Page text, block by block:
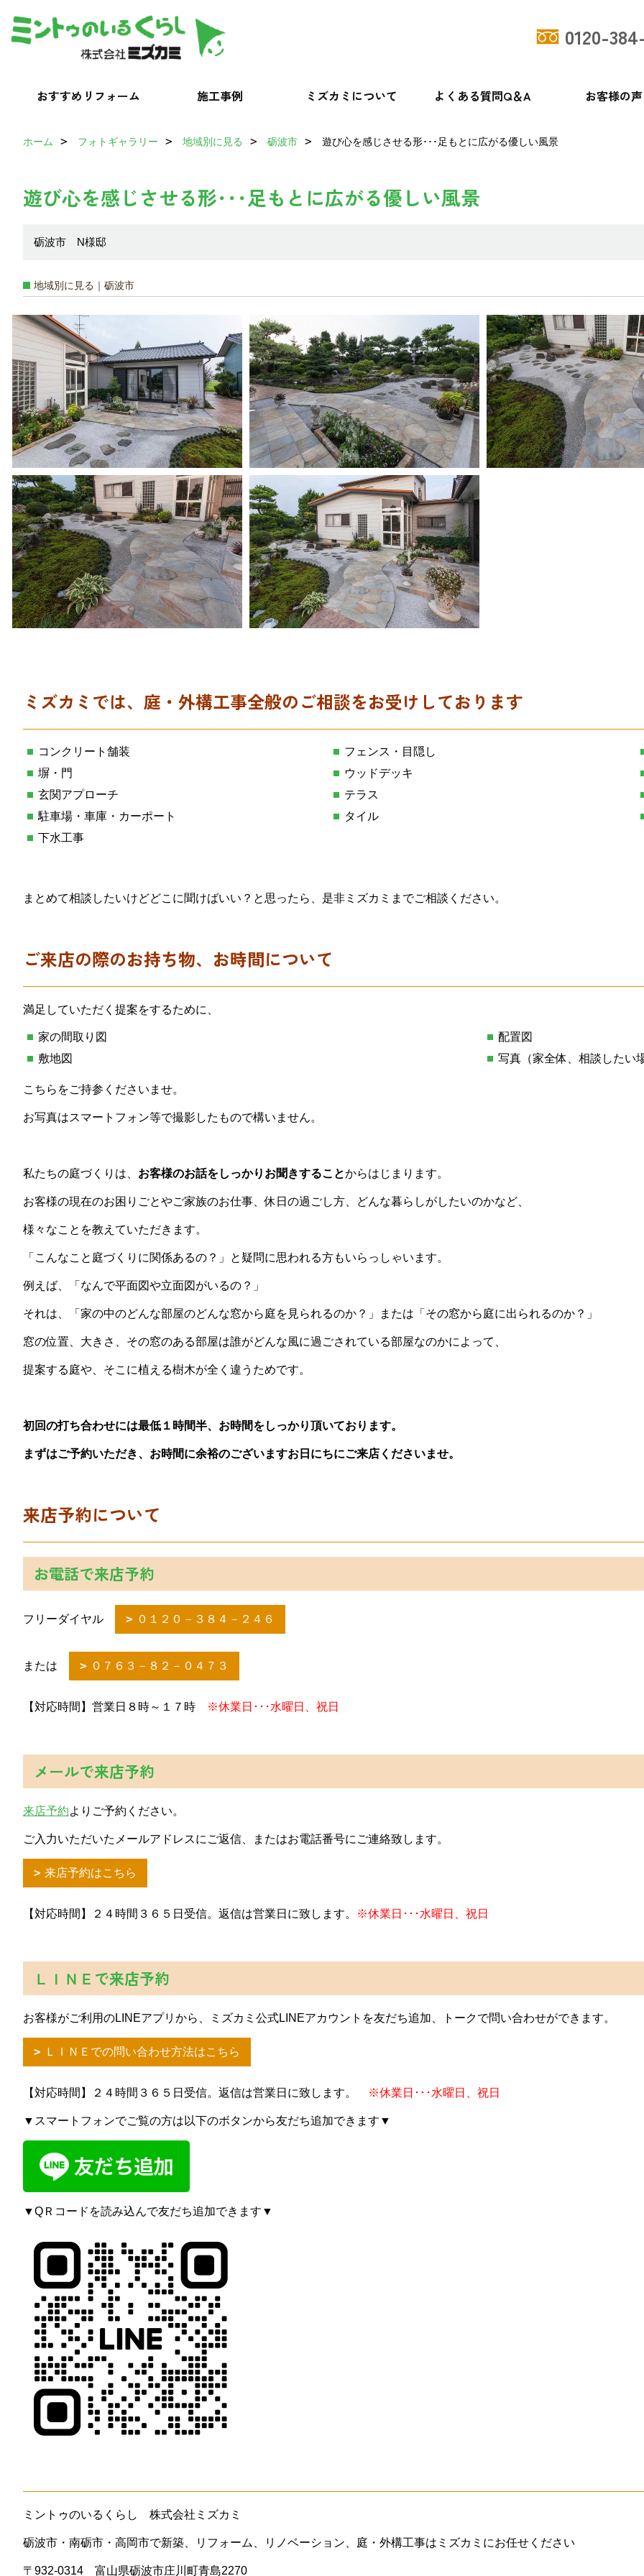
0120-
おすすめリフォーム 施工事例 ミズカミについて よくある質問Q＆A お客様の声
ホーム フォトギャラリー 地域別に見る 砺波市 遊び心を感じさせる形･･･足もとに広がる優しい風景
遊び心を感じさせる形･･･足もとに広がる優しい風景
砺波市 N様邸
地域別に見る｜砺波市
ミズカミでは、庭・外構工事全般のご相談をお受けしております
コンクリート舗装
塀・門
玄関アプローチ
駐車場・車庫・カーポート
下水工事
フェンス・目隠し
ウッドデッキ
テラス
タイル
まとめて相談したいけどどこに聞けばいい？と思ったら、是非ミズカミまでご相談ください。
ご来店の際のお持ち物、お時間について
満足していただく提案をするために、
家の間取り図
敷地図
配置図
写真（家全体、相談したい
こちらをご持参くださいませ。
お写真はスマートフォン等で撮影したもので構いません。
私たちの庭づくりは、 お客様のお話をしっかりお聞きすることからはじまります。
お客様の現在のお困りごとやご家族のお仕事、休日の過ごし方、どんな暮らしがしたいのかなど、
様々なことを教えていただきます。
「こんなこと庭づくりに関係あるの？」と疑問に思われる方もいらっしゃいます。
例えば、「なんで平面図や立面図がいるの？」
それは、「家の中のどんな部屋のどんな窓から庭を見られるのか？」または「その窓から庭に出られるのか？」
窓の位置、大きさ、その窓のある部屋は誰がどんな風に過ごされている部屋なのかによって、
提案する庭や、そこに植える樹木が全く違うためです。
初回の打ち合わせには最低１時間半、お時間をしっかり頂いております。
まずはご予約いただき、お時間に余裕のございますお日にちにご来店くださいませ。
来店予約について
お電話で来店予約
フリーダイヤル ０１２０－３８４－２４６
または ０７６３－８２－０４７３
【対応時間】営業日８時～１７時 ※休業日･･･水曜日、祝日
メールで来店予約
来店予約よりご予約ください。
ご入力いただいたメールアドレスにご返信、またはお電話番号にご連絡致します。
来店予約はこちら
【対応時間】２４時間３６５日受信。返信は営業日に致します。 ※休業日･･･水曜日、祝日
ＬＩＮＥで来店予約
お客様がご利用のLINEアプリから、ミズカミ公式LINEアカウントを友だち追加、トークで問い合わせができます。
ＬＩＮＥでの問い合わせ方法はこちら
【対応時間】２４時間３６５日受信。返信は営業日に致します。 ※休業日･･･水曜日、祝日
▼スマートフォンでご覧の方は以下のボタンから友だち追加できます▼
▼QＲコードを読み込んで友だち追加できます▼
ミントゥのいるくらし 株式会社ミズカミ
砺波市・南砺市・高岡市で新築、リフォーム、リノベーション、庭・外構工事はミズカミにお任せください
〒932-0314 富山県砺波市庄川町青島2270